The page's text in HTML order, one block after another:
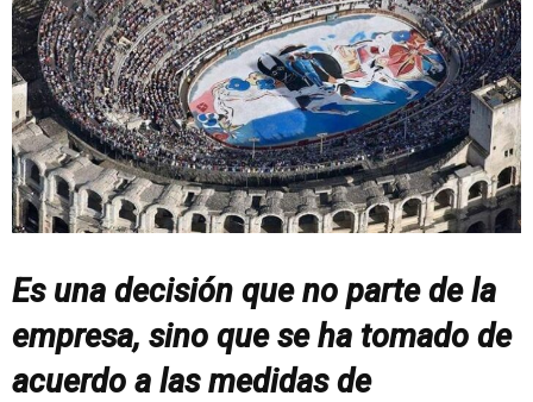
Es una decisión que no parte de la
empresa, sino que se ha tomado de
acuerdo a las medidas de